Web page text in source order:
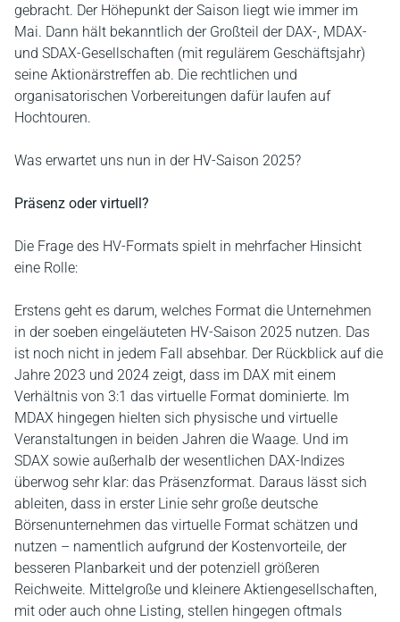
gebracht. Der Höhepunkt der Saison liegt wie immer im
Mai. Dann hält bekanntlich der Großteil der DAX-, MDAX-
und SDAX-Gesellschaften (mit regulärem Geschäftsjahr)
seine Aktionärstreffen ab. Die rechtlichen und
organisatorischen Vorbereitungen dafür laufen auf
Hochtouren.
Was erwartet uns nun in der HV-Saison 2025?
Präsenz oder virtuell?
Die Frage des HV-Formats spielt in mehrfacher Hinsicht
eine Rolle:
Erstens geht es darum, welches Format die Unternehmen
in der soeben eingeläuteten HV-Saison 2025 nutzen. Das
ist noch nicht in jedem Fall absehbar. Der Rückblick auf die
Jahre 2023 und 2024 zeigt, dass im DAX mit einem
Verhältnis von 3:1 das virtuelle Format dominierte. Im
MDAX hingegen hielten sich physische und virtuelle
Veranstaltungen in beiden Jahren die Waage. Und im
SDAX sowie außerhalb der wesentlichen DAX-Indizes
überwog sehr klar: das Präsenzformat. Daraus lässt sich
ableiten, dass in erster Linie sehr große deutsche
Börsenunternehmen das virtuelle Format schätzen und
nutzen – namentlich aufgrund der Kostenvorteile, der
besseren Planbarkeit und der potenziell größeren
Reichweite. Mittelgroße und kleinere Aktiengesellschaften,
mit oder auch ohne Listing, stellen hingegen oftmals